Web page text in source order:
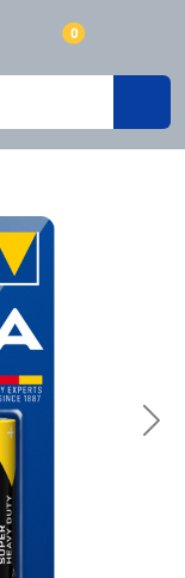
0